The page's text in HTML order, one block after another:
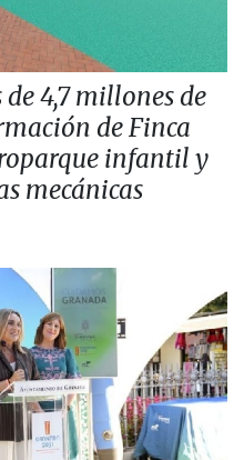
4,7 millones de
de Finca
infantil y
mecánicas